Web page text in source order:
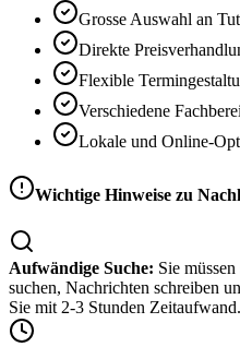
Grosse Auswahl an
Direkte
Flexible
Verschiedene
Lokale und Online-
Wichtige Hinweise zu
Aufwändige Suche: Sie
suchen, Nachrichten schreiben
Sie mit 2-3 Stunden Zeitaufwand.